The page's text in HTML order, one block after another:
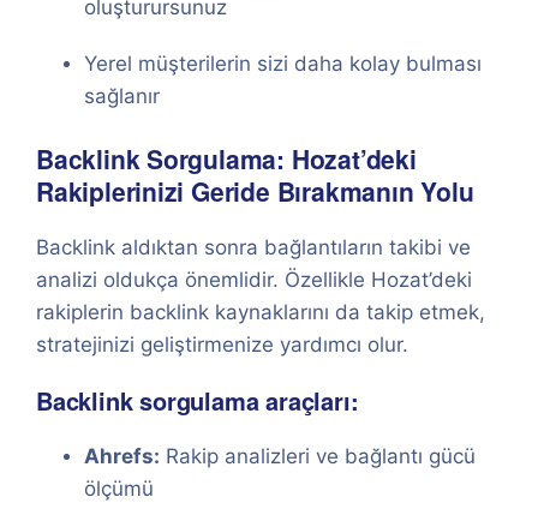
oluşturursunuz
Yerel müşterilerin sizi daha kolay bulması
sağlanır
Backlink Sorgulama: Hozat’deki
Rakiplerinizi Geride Bırakmanın Yolu
Backlink aldıktan sonra bağlantıların takibi ve
analizi oldukça önemlidir. Özellikle Hozat’deki
rakiplerin backlink kaynaklarını da takip etmek,
stratejinizi geliştirmenize yardımcı olur.
Backlink sorgulama araçları:
Ahrefs: Rakip analizleri ve bağlantı gücü
ölçümü